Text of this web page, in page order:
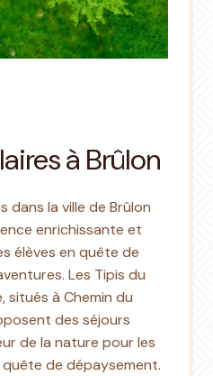
à Brûlon
dans la ville de Brûlon
enrichissante et
élèves en quête de
Les Tipis du
situés à Chemin du
des séjours
de la nature pour les
de dépaysement.